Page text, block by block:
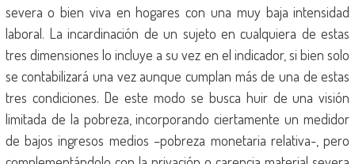
severa o bien viva en hogares con una muy baja intensidad
laboral. La incardinación de un sujeto en cualquiera de estas
tres dimensiones lo incluye a su vez en el indicador, si bien solo
se contabilizará una vez aunque cumplan más de una de estas
tres condiciones. De este modo se busca huir de una visión
limitada de la pobreza, incorporando ciertamente un medidor
de bajos ingresos medios –pobreza monetaria relativa-, pero